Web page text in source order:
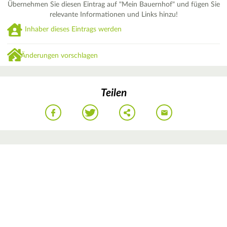
Übernehmen Sie diesen Eintrag auf "Mein Bauernhof" und fügen Sie
relevante Informationen und Links hinzu!
Inhaber dieses Eintrags werden
Änderungen vorschlagen
Teilen